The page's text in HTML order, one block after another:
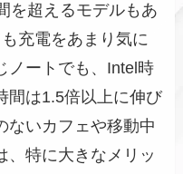
を超えるモデルもあ
充電をあまり気に
ノートでも、Intel時
間は1.5倍以上に伸び
ないカフェや移動中
、特に大きなメリッ